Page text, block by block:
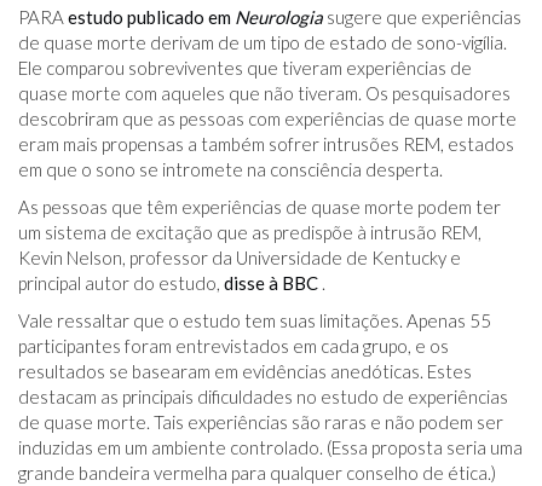
PARA estudo publicado em Neurologia sugere que experiências
de quase morte derivam de um tipo de estado de sono-vigília.
Ele comparou sobreviventes que tiveram experiências de
quase morte com aqueles que não tiveram. Os pesquisadores
descobriram que as pessoas com experiências de quase morte
eram mais propensas a também sofrer intrusões REM, estados
em que o sono se intromete na consciência desperta.
As pessoas que têm experiências de quase morte podem ter
um sistema de excitação que as predispõe à intrusão REM,
Kevin Nelson, professor da Universidade de Kentucky e
principal autor do estudo, disse à BBC .
Vale ressaltar que o estudo tem suas limitações. Apenas 55
participantes foram entrevistados em cada grupo, e os
resultados se basearam em evidências anedóticas. Estes
destacam as principais dificuldades no estudo de experiências
de quase morte. Tais experiências são raras e não podem ser
induzidas em um ambiente controlado. (Essa proposta seria uma
grande bandeira vermelha para qualquer conselho de ética.)